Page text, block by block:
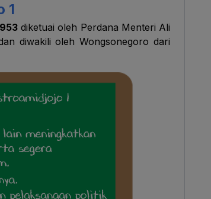
1
diketuai oleh Perdana Menteri Ali
diwakili oleh Wongsonegoro dari